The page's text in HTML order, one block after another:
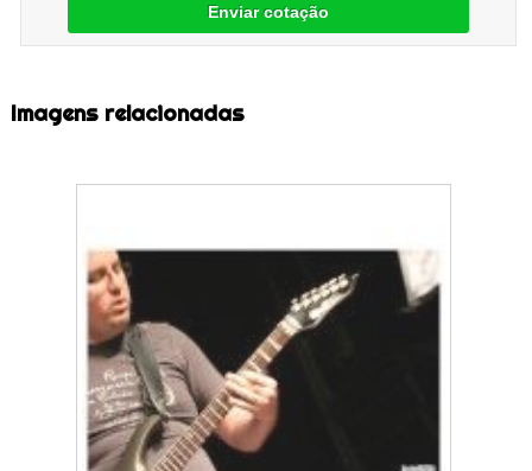
Enviar cotação
Imagens relacionadas